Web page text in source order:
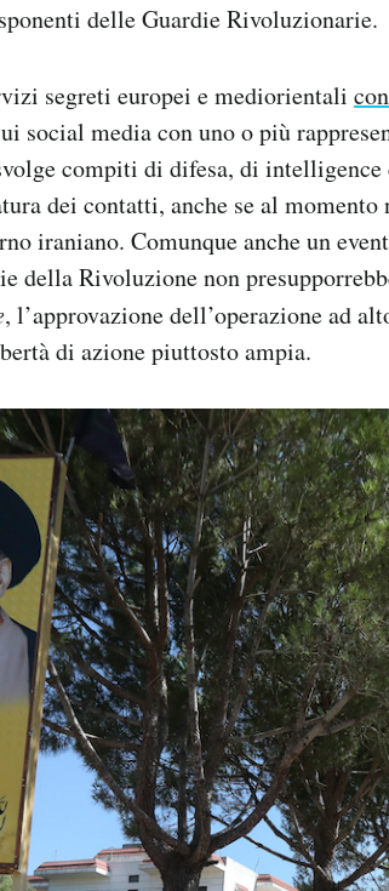
delle Guardie Rivoluzionarie.
segreti europei e mediorientali
social media con uno o più
compiti di difesa, di intelligence
dei contatti, anche se al momento
iraniano. Comunque anche un
della Rivoluzione non
, l’approvazione dell’operazione ad
di azione piuttosto ampia.